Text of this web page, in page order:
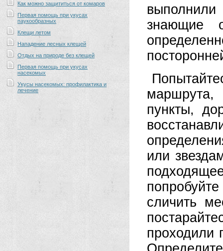
Как можно защититься от комаров
Первая помощь при укусах
паукообразных
Клещи летом
Нападение лесных клещей
Отдых на природе без клещей
Первая помощь при укусах
насекомых
Укусы насекомых: профилактика и
лечение
знающие
пункты,
или
сличить
проходили